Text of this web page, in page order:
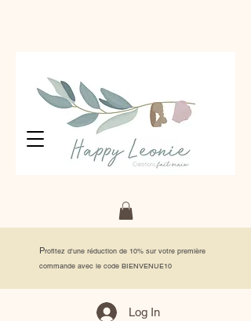
Profitez d'une réduction de 10% sur votre première
commande avec le code BIENVENUE10
Log In